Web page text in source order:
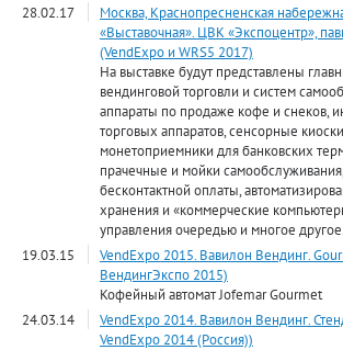
28.02.17
Москва, Краснопресненская
«Выставочная». ЦВК «Экспоцентр»,
(VendExpo и WRS5 2017)
На выставке будут представлены
вендинговой торговли и систем
аппараты по продаже кофе и снеков,
торговых аппаратов, сенсорные
монетоприемники для банковских
прачечные и мойки
бесконтактной оплаты,
хранения и «коммерческие
управления очередью и многое другое.
19.03.15
VendExpo 2015. Вавилон Вендинг.
ВендингЭкспо 2015)
Кофейный автомат Jofemar Gourmet
24.03.14
VendExpo 2014. Вавилон Вендинг.
VendExpo 2014 (Россия))